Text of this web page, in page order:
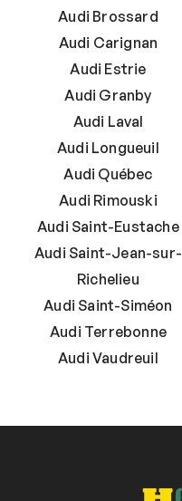
Audi Brossard
Audi Carignan
Audi Estrie
Audi Granby
Audi Laval
Audi Longueuil
Audi Québec
Audi Rimouski
Audi Saint-Eustache
Audi Saint-Jean-sur-
Richelieu
Audi Saint-Siméon
Audi Terrebonne
Audi Vaudreuil